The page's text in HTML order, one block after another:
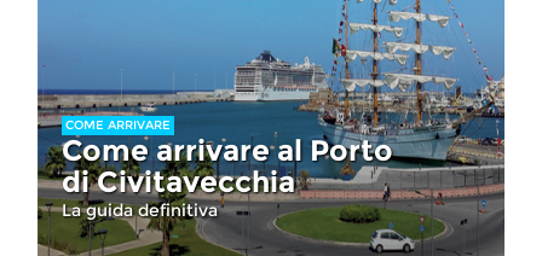
COME ARRIVARE
Come arrivare al Porto
di Civitavecchia
La guida definitiva